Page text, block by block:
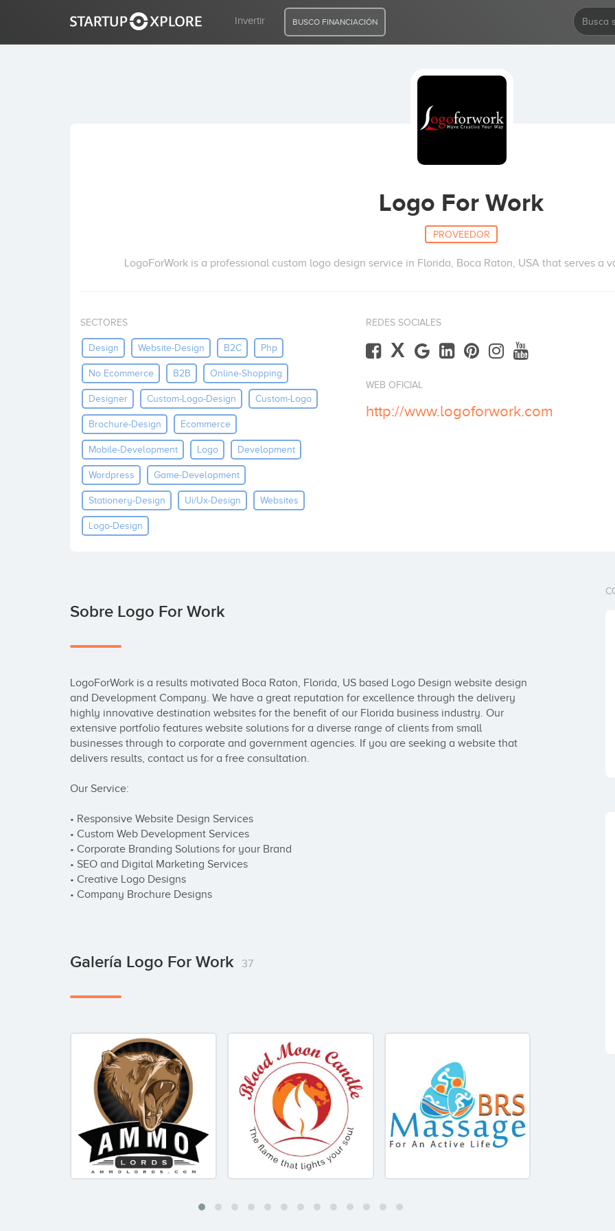
Invertir BUSCO FINANCIACIÓN
Logo For Work
PROVEEDOR
LogoForWork is a professional custom logo design service in Florida, Boca Raton, USA that serves a
SECTORES
Design Website-Design B2C Php
No Ecommerce B2B Online-Shopping
Designer Custom-Logo-Design Custom-Logo
Brochure-Design Ecommerce
Mobile-Development Logo Development
Wordpress Game-Development
Stationery-Design Ui/ux-Design Websites
Logo-Design
REDES SOCIALES
X
WEB OFICIAL
http://www.logoforwork.com
Sobre Logo For Work
LogoForWork is a results motivated Boca Raton, Florida, US based Logo Design website design
and Development Company. We have a great reputation for excellence through the delivery
highly innovative destination websites for the benefit of our Florida business industry. Our
extensive portfolio features website solutions for a diverse range of clients from small
businesses through to corporate and government agencies. If you are seeking a website that
delivers results, contact us for a free consultation.
Our Service:
• Responsive Website Design Services
• Custom Web Development Services
• Corporate Branding Solutions for your Brand
• SEO and Digital Marketing Services
• Creative Logo Designs
• Company Brochure Designs
Galería Logo For Work 37